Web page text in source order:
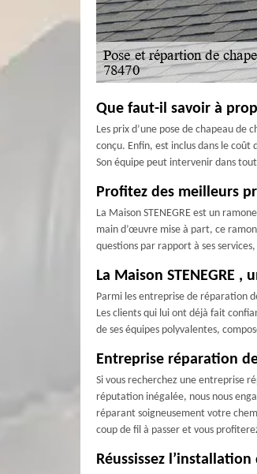
Que faut-il savoir à
Les prix d’une pose de chapeau
conçu. Enfin, est inclus dans le coût
Son équipe peut intervenir dans
Profitez des meilleurs
La Maison STENEGRE est un
main d’œuvre mise à part, ce
questions par rapport à ses
La Maison STENEGRE
Parmi les entreprise de réparation
Les clients qui lui ont déjà fait
de ses équipes polyvalentes,
Entreprise réparation
Si vous recherchez une entreprise
réputation inégalée, nous nous
réparant soigneusement votre
coup de fil à passer et vous
Réussissez